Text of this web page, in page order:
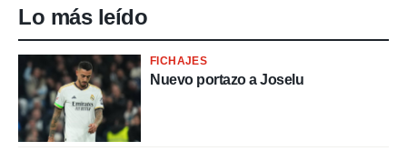
Lo más leído
FICHAJES
Nuevo portazo a Joselu